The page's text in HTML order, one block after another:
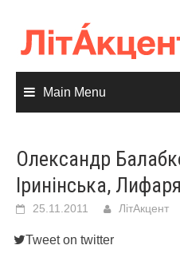
content
Main Menu
Олександр
Іринінська,
25.11.2011 ЛітАкцент
Tweet on twitter